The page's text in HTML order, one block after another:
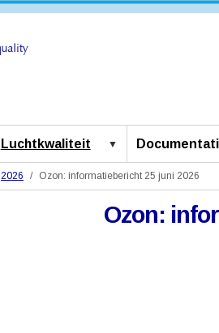
Luchtkwaliteit
2026 Ozon: informatiebericht 25 juni 2026
Ozon: